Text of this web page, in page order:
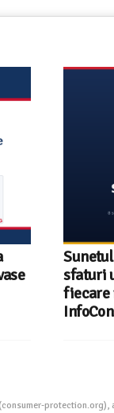
sfaturi
fiecare
(consumer-protection.org),